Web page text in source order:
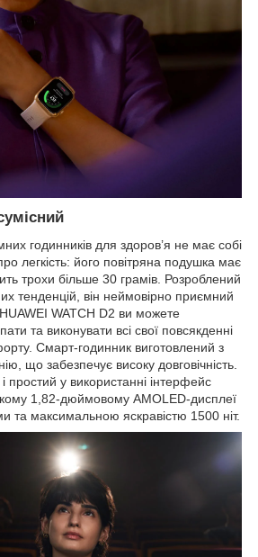
годинників для здоров’я не має собі
легкість: його повітряна подушка має
трохи більше 30 грамів. Розроблений
тенденцій, він неймовірно приємний
WATCH D2 ви можете
та виконувати всі свої повсякденні
Смарт-годинник виготовлений з
що забезпечує високу довговічність.
і простий у використанні інтерфейс
1,82-дюймовому AMOLED-дисплеї
та максимальною яскравістю 1500 ніт.